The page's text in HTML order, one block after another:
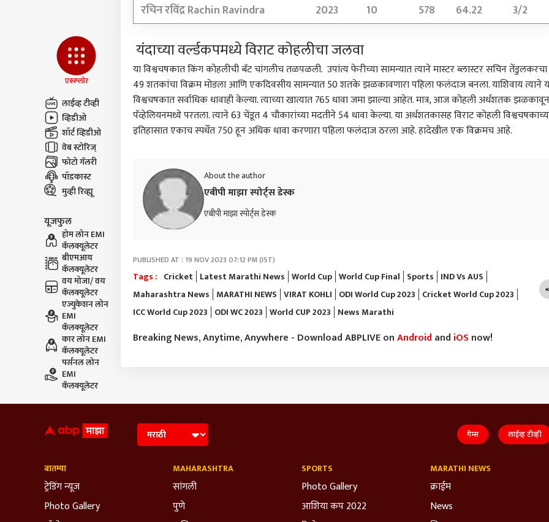
एक्स्प्लोर
लाईव्ह टीव्ही
व्हिडीओ
शॉर्ट व्हिडीओ
वेब स्टोरिज्
फोटो गॅलरी
पॉडकास्ट
मुव्ही रिव्ह्यू
यूजफुल
होम लोन EMI
कॅलक्यूलेटर
बीएमआय
कॅलक्यूलेटर
वय मोजा/ वय
कॅलक्यूलेटर
एज्युकेशन लोन
EMI
कॅलक्यूलेटर
कार लोन EMI
कॅलक्यूलेटर
पर्सनल लोन
EMI
कॅलक्यूलेटर
रचिन रविंद्र Rachin Ravindra
2023 10 578 64.22 3/2
यंदाच्या वर्ल्डकपमध्ये विराट कोहलीचा जलवा
या विश्वचषकात किंग कोहलीची बॅट चांगलीच तळपळली. उपांत्य फेरीच्या सामन्यात त्याने मास्टर ब्लास्टर सचिन तेंडुलकरचा
49 शतकांचा विक्रम मोडला आणि एकदिवसीय सामन्यात 50 शतके झळकावणारा पहिला फलंदाज बनला. याशिवाय त्याने
विश्वचषकात सर्वाधिक धावाही केल्या. त्याच्या खात्यात 765 धावा जमा झाल्या आहेत. मात्र, आज कोहली अर्धशतक झळकावून
पॅव्हेलियनमध्ये परतला. त्याने 63 चेंडूत 4 चौकारांच्या मदतीने 54 धावा केल्या. या अर्धशतकासह विराट कोहली
इतिहासात एकाच स्पर्धेत 750 हून अधिक धावा करणारा पहिला फलंदाज ठरला आहे. हादेखील एक विक्रमच आहे.
About the author
एबीपी माझा स्पोर्ट्स डेस्क
एबीपी माझा स्पोर्ट्स डेस्क
PUBLISHED AT : 19 NOV 2023 07:12 PM (IST)
Tags : Cricket Latest Marathi News World Cup World Cup Final Sports IND Vs AUS
Maharashtra News MARATHI NEWS VIRAT KOHLI ODI World Cup 2023 Cricket World Cup 2023
ICC World Cup 2023 ODI WC 2023 World CUP 2023 News Marathi
Breaking News, Anytime, Anywhere - Download ABPLIVE onAndroid and iOS now!
गेम्स लाईव्ह टीव्ही
बातम्या
ट्रेडिंग न्यूज
Photo Gallery
MAHARASHTRA
सांगली
पुणे
SPORTS
Photo Gallery
आशिया कप 2022
MARATHI NEWS
क्राईम
News